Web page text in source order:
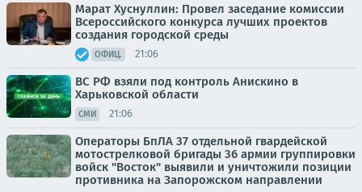
Марат Хуснуллин: Провел заседание комиссии
Всероссийского конкурса лучших проектов
создания городской среды
ОФИЦ. 21:06
ВС РФ взяли под контроль Анискино в
Харьковской области
СМИ 21:06
Операторы БпЛА 37 отдельной гвардейской
мотострелковой бригады 36 армии группировки
войск "Восток" выявили и уничтожили позиции
противника на Запорожском направлении